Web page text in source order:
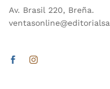
Av. Brasil 220, Breña.